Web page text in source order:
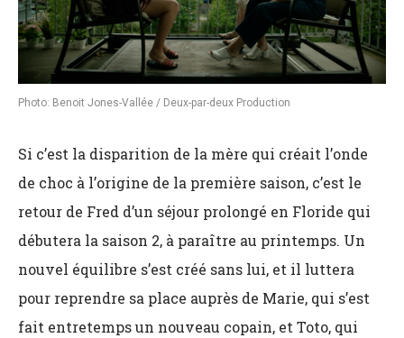
Photo: Benoit Jones-Vallée / Deux-par-deux Production
Si c’est la disparition de la mère qui créait l’onde
de choc à l’origine de la première saison, c’est le
retour de Fred d’un séjour prolongé en Floride qui
débutera la saison 2, à paraître au printemps. Un
nouvel équilibre s’est créé sans lui, et il luttera
pour reprendre sa place auprès de Marie, qui s’est
fait entretemps un nouveau copain, et Toto, qui